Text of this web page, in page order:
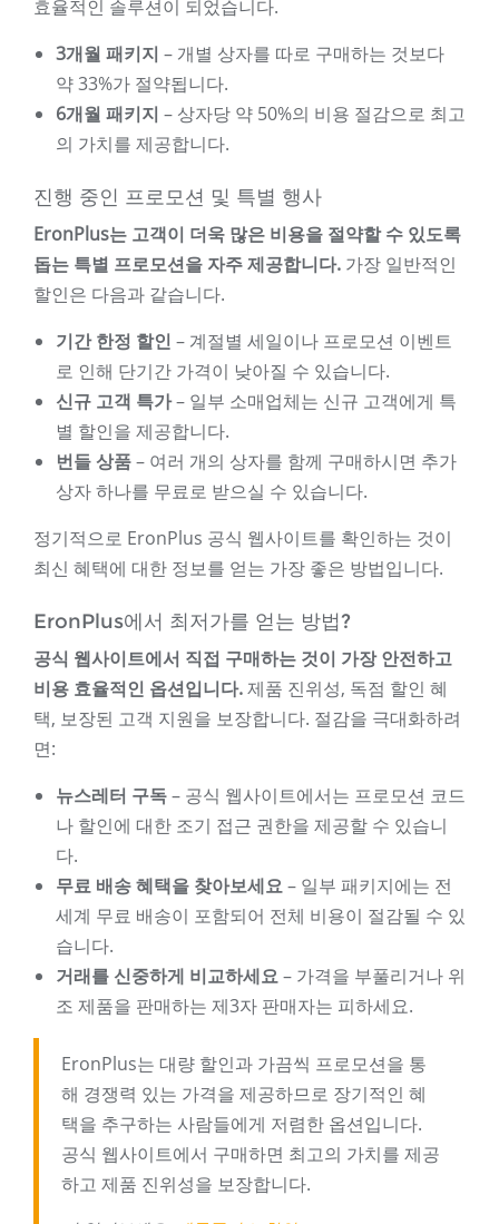
효율적인 솔루션이 되었습니다.
3개월 패키지 – 개별 상자를 따로 구매하는 것보다
약 33%가 절약됩니다.
6개월 패키지 – 상자당 약 50%의 비용 절감으로 최고
의 가치를 제공합니다.
진행 중인 프로모션 및 특별 행사
EronPlus는 고객이 더욱 많은 비용을 절약할 수 있도록
돕는 특별 프로모션을 자주 제공합니다. 가장 일반적인
할인은 다음과 같습니다.
기간 한정 할인 – 계절별 세일이나 프로모션 이벤트
로 인해 단기간 가격이 낮아질 수 있습니다.
신규 고객 특가– 일부 소매업체는 신규 고객에게 특
별 할인을 제공합니다.
번들 상품– 여러 개의 상자를 함께 구매하시면 추가
상자 하나를 무료로 받으실 수 있습니다.
정기적으로 EronPlus 공식 웹사이트를 확인하는 것이
최신 혜택에 대한 정보를 얻는 가장 좋은 방법입니다.
EronPlus에서 최저가를 얻는 방법?
공식 웹사이트에서 직접 구매하는 것이 가장 안전하고
비용 효율적인 옵션입니다.제품 진위성, 독점 할인 혜
택, 보장된 고객 지원을 보장합니다. 절감을 극대화하려
면:
뉴스레터 구독– 공식 웹사이트에서는 프로모션 코드
나 할인에 대한 조기 접근 권한을 제공할 수 있습니
다.
무료 배송 혜택을 찾아보세요– 일부 패키지에는 전
세계 무료 배송이 포함되어 전체 비용이 절감될 수 있
습니다.
거래를 신중하게 비교하세요– 가격을 부풀리거나 위
조 제품을 판매하는 제3자 판매자는 피하세요.
EronPlus는 대량 할인과 가끔씩 프로모션을 통
해 경쟁력 있는 가격을 제공하므로 장기적인 혜
택을 추구하는 사람들에게 저렴한 옵션입니다.
공식 웹사이트에서 구매하면 최고의 가치를 제공
하고 제품 진위성을 보장합니다.